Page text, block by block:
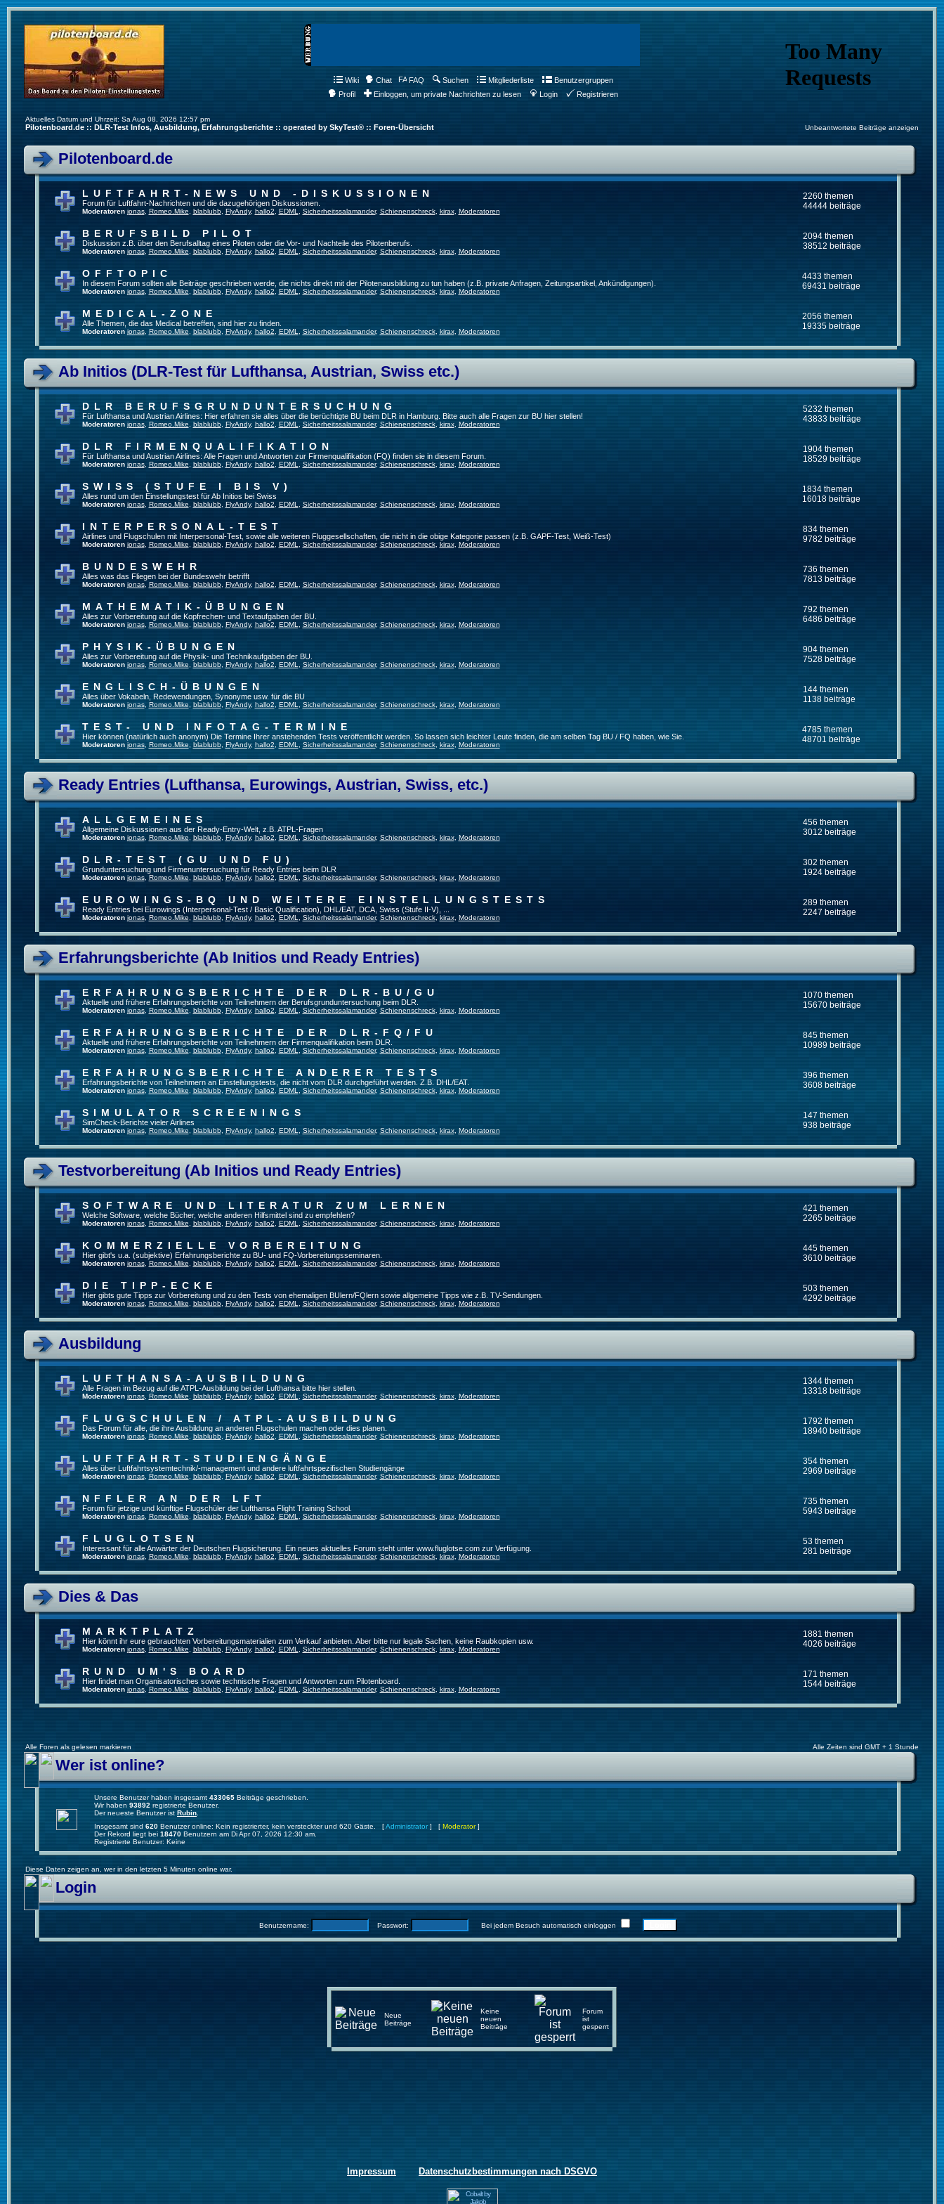
Wiki Chat FAQ Suchen Mitgliederliste
Benutzergruppen
Profil
Einloggen, um private Nachrichten zu lesen Login Registrieren
Aktuelles Datum und Uhrzeit: Sa Aug 08, 2026 12:57 pm
Pilotenboard.de :: DLR-Test Infos, Ausbildung, Erfahrungsberichte :: operated by SkyTest® :: Foren-Übersicht Unbeantwortete Beiträge anzeigen
Pilotenboard.de
LUFTFAHRT-NEWS UND -DISKUSSIONEN
Forum für Luftfahrt-Nachrichten und die dazugehörigen Diskussionen.
Moderatoren jonas, Romeo.Mike blablubb, FlyAndy, hallo2 EDML Sicherheitssalamander, Schienenschreck, kirax, Moderatoren
2260 themen
44444 beiträge
BERUFSBILD PILOT
Diskussion z.B. über den Berufsalltag eines Piloten oder die Vor- und Nachteile des Pilotenberufs.
Moderatoren jonas, Romeo.Mike blablubb, FlyAndy, hallo2 EDML Sicherheitssalamander, Schienenschreck, kirax, Moderatoren
2094 themen
38512 beiträge
OFFTOPIC
In diesem Forum sollten alle Beiträge geschrieben werde, die nichts direkt mit der Pilotenausbildung zu tun haben (z.B. private Anfragen, Zeitungsartikel, Ankündigungen).
Moderatoren jonas, Romeo.Mike blablubb, FlyAndy, hallo2 EDML Sicherheitssalamander, Schienenschreck, kirax, Moderatoren
4433 themen
69431 beiträge
MEDICAL-ZONE
Alle Themen, die das Medical betreffen, sind hier zu finden.
Moderatoren jonas, Romeo.Mike blablubb, FlyAndy, hallo2 EDML Sicherheitssalamander, Schienenschreck, kirax, Moderatoren
2056 themen
19335 beiträge
Ab Initios (DLR-Test für Lufthansa, Austrian, Swiss etc.)
DLR BERUFSGRUNDUNTERSUCHUNG
Für Lufthansa und Austrian Airlines: Hier erfahren sie alles über die berüchtigte BU beim DLR in Hamburg. Bitte auch alle Fragen zur BU hier stellen!
Moderatoren jonas, Romeo.Mike blablubb, FlyAndy, hallo2 EDML Sicherheitssalamander, Schienenschreck, kirax, Moderatoren
5232 themen
43833 beiträge
DLR FIRMENQUALIFIKATION
Für Lufthansa und Austrian Airlines: Alle Fragen und Antworten zur Firmenqualifikation (FQ) finden sie in diesem Forum.
Moderatoren jonas, Romeo.Mike blablubb, FlyAndy, hallo2 EDML Sicherheitssalamander, Schienenschreck, kirax, Moderatoren
1904 themen
18529 beiträge
SWISS (STUFE I BIS V)
Alles rund um den Einstellungstest für Ab Initios bei Swiss
Moderatoren jonas, Romeo.Mike blablubb, FlyAndy, hallo2 EDML Sicherheitssalamander, Schienenschreck, kirax, Moderatoren
1834 themen
16018 beiträge
INTERPERSONAL-TEST
Airlines und Flugschulen mit Interpersonal-Test, sowie alle weiteren Fluggesellschaften, die nicht in die obige Kategorie passen (z.B. GAPF-Test, Weiß-Test)
Moderatoren jonas, Romeo.Mike blablubb, FlyAndy, hallo2 EDML Sicherheitssalamander, Schienenschreck, kirax, Moderatoren
834 themen
9782 beiträge
BUNDESWEHR
Alles was das Fliegen bei der Bundeswehr betrifft
Moderatoren jonas, Romeo.Mike blablubb, FlyAndy, hallo2 EDML Sicherheitssalamander, Schienenschreck, kirax, Moderatoren
736 themen
7813 beiträge
MATHEMATIK-ÜBUNGEN
Alles zur Vorbereitung auf die Kopfrechen- und Textaufgaben der BU.
Moderatoren jonas, Romeo.Mike blablubb, FlyAndy, hallo2 EDML Sicherheitssalamander, Schienenschreck, kirax, Moderatoren
792 themen
6486 beiträge
PHYSIK-ÜBUNGEN
Alles zur Vorbereitung auf die Physik- und Technikaufgaben der BU.
Moderatoren jonas, Romeo.Mike blablubb, FlyAndy, hallo2 EDML Sicherheitssalamander, Schienenschreck, kirax, Moderatoren
904 themen
7528 beiträge
ENGLISCH-ÜBUNGEN
Alles über Vokabeln, Redewendungen, Synonyme usw. für die BU
Moderatoren jonas, Romeo.Mike blablubb, FlyAndy, hallo2 EDML Sicherheitssalamander, Schienenschreck, kirax, Moderatoren
144 themen
1138 beiträge
TEST- UND INFOTAG-TERMINE
Hier können (natürlich auch anonym) Die Termine Ihrer anstehenden Tests veröffentlicht werden. So lassen sich leichter Leute finden, die am selben Tag BU / FQ haben, wie Sie.
Moderatoren jonas, Romeo.Mike blablubb, FlyAndy, hallo2 EDML Sicherheitssalamander, Schienenschreck, kirax, Moderatoren
4785 themen
48701 beiträge
Ready Entries (Lufthansa, Eurowings, Austrian, Swiss, etc.)
ALLGEMEINES
Allgemeine Diskussionen aus der Ready-Entry-Welt, z.B. ATPL-Fragen
Moderatoren jonas, Romeo.Mike blablubb, FlyAndy, hallo2 EDML Sicherheitssalamander, Schienenschreck, kirax, Moderatoren
456 themen
3012 beiträge
DLR-TEST (GU UND FU)
Grunduntersuchung und Firmenuntersuchung für Ready Entries beim DLR
Moderatoren jonas, Romeo.Mike blablubb, FlyAndy, hallo2 EDML Sicherheitssalamander, Schienenschreck, kirax, Moderatoren
302 themen
1924 beiträge
EUROWINGS-BQ UND WEITERE EINSTELLUNGSTESTS
Ready Entries bei Eurowings (Interpersonal-Test / Basic Qualification), DHL/EAT, DCA, Swiss (Stufe II-V), ...
Moderatoren jonas, Romeo.Mike blablubb, FlyAndy, hallo2 EDML Sicherheitssalamander, Schienenschreck, kirax, Moderatoren
289 themen
2247 beiträge
Erfahrungsberichte (Ab Initios und Ready Entries)
ERFAHRUNGSBERICHTE DER DLR-BU/GU
Aktuelle und frühere Erfahrungsberichte von Teilnehmern der Berufsgrunduntersuchung beim DLR.
Moderatoren jonas, Romeo.Mike blablubb, FlyAndy, hallo2 EDML Sicherheitssalamander, Schienenschreck, kirax, Moderatoren
1070 themen
15670 beiträge
ERFAHRUNGSBERICHTE DER DLR-FQ/FU
Aktuelle und frühere Erfahrungsberichte von Teilnehmern der Firmenqualifikation beim DLR.
Moderatoren jonas, Romeo.Mike blablubb, FlyAndy, hallo2 EDML Sicherheitssalamander, Schienenschreck, kirax, Moderatoren
845 themen
10989 beiträge
ERFAHRUNGSBERICHTE ANDERER TESTS
Erfahrungsberichte von Teilnehmern an Einstellungstests, die nicht vom DLR durchgeführt werden. Z.B. DHL/EAT.
Moderatoren jonas, Romeo.Mike blablubb, FlyAndy, hallo2 EDML Sicherheitssalamander, Schienenschreck, kirax, Moderatoren
396 themen
3608 beiträge
SIMULATOR SCREENINGS
SimCheck-Berichte vieler Airlines
Moderatoren jonas, Romeo.Mike blablubb, FlyAndy, hallo2 EDML Sicherheitssalamander, Schienenschreck, kirax, Moderatoren
147 themen
938 beiträge
Testvorbereitung (Ab Initios und Ready Entries)
SOFTWARE UND LITERATUR ZUM LERNEN
Welche Software, welche Bücher, welche anderen Hilfsmittel sind zu empfehlen?
Moderatoren jonas, Romeo.Mike blablubb, FlyAndy, hallo2 EDML Sicherheitssalamander, Schienenschreck, kirax, Moderatoren
421 themen
2265 beiträge
KOMMERZIELLE VORBEREITUNG
Hier gibt's u.a. (subjektive) Erfahrungsberichte zu BU- und FQ-Vorbereitungsseminaren.
Moderatoren jonas, Romeo.Mike blablubb, FlyAndy, hallo2 EDML Sicherheitssalamander, Schienenschreck, kirax, Moderatoren
445 themen
3610 beiträge
DIE TIPP-ECKE
Hier gibts gute Tipps zur Vorbereitung und zu den Tests von ehemaligen BUlern/FQlern sowie allgemeine Tipps wie z.B. TV-Sendungen.
Moderatoren jonas, Romeo.Mike blablubb, FlyAndy, hallo2 EDML Sicherheitssalamander, Schienenschreck, kirax, Moderatoren
503 themen
4292 beiträge
Ausbildung
LUFTHANSA-AUSBILDUNG
Alle Fragen im Bezug auf die ATPL-Ausbildung bei der Lufthansa bitte hier stellen.
Moderatoren jonas, Romeo.Mike blablubb, FlyAndy, hallo2 EDML Sicherheitssalamander, Schienenschreck, kirax, Moderatoren
1344 themen
13318 beiträge
FLUGSCHULEN / ATPL-AUSBILDUNG
Das Forum für alle, die ihre Ausbildung an anderen Flugschulen machen oder dies planen.
Moderatoren jonas, Romeo.Mike blablubb, FlyAndy, hallo2 EDML Sicherheitssalamander, Schienenschreck, kirax, Moderatoren
1792 themen
18940 beiträge
LUFTFAHRT-STUDIENGÄNGE
Alles über Luftfahrtsystemtechnik/-management und andere luftfahrtspezifischen Studiengänge
Moderatoren jonas, Romeo.Mike blablubb, FlyAndy, hallo2 EDML Sicherheitssalamander, Schienenschreck, kirax, Moderatoren
354 themen
2969 beiträge
NFFLER AN DER LFT
Forum für jetzige und künftige Flugschüler der Lufthansa Flight Training School.
Moderatoren jonas, Romeo.Mike blablubb, FlyAndy, hallo2 EDML Sicherheitssalamander, Schienenschreck, kirax, Moderatoren
735 themen
5943 beiträge
FLUGLOTSEN
Interessant für alle Anwärter der Deutschen Flugsicherung. Ein neues aktuelles Forum steht unter www.fluglotse.com zur Verfügung.
Moderatoren jonas, Romeo.Mike blablubb, FlyAndy, hallo2 EDML Sicherheitssalamander, Schienenschreck, kirax, Moderatoren
53 themen
281 beiträge
Dies & Das
MARKTPLATZ
Hier könnt ihr eure gebrauchten Vorbereitungsmaterialien zum Verkauf anbieten. Aber bitte nur legale Sachen, keine Raubkopien usw.
Moderatoren jonas, Romeo.Mike blablubb, FlyAndy, hallo2 EDML Sicherheitssalamander, Schienenschreck, kirax, Moderatoren
1881 themen
4026 beiträge
RUND UM'S BOARD
Hier findet man Organisatorisches sowie technische Fragen und Antworten zum Pilotenboard.
Moderatoren jonas, Romeo.Mike blablubb, FlyAndy, hallo2 EDML Sicherheitssalamander, Schienenschreck, kirax, Moderatoren
171 themen
1544 beiträge
Alle Foren als gelesen markieren Alle Zeiten sind GMT + 1 Stunde
Wer ist online?
Unsere Benutzer haben insgesamt 433065 Beiträge geschrieben.
Wir haben 93892 registrierte Benutzer.
Der neueste Benutzer ist Rubin
Insgesamt sind 620 Benutzer online: Kein registrierter, kein versteckter und 620 Gäste. [Administrator] [ Moderator]
Der Rekord liegt bei 18470 Benutzern am Di Apr 07, 2026 12:30 am.
Registrierte Benutzer: Keine
Diese Daten zeigen an, wer in den letzten 5 Minuten online war.
Login
Benutzername: Passwort: Bei jedem Besuch automatisch einloggen
Neue
Beiträge
Keine
neuen
Beiträge
Forum
ist
gesperrt
Impressum Datenschutzbestimmungen nach DSGVO